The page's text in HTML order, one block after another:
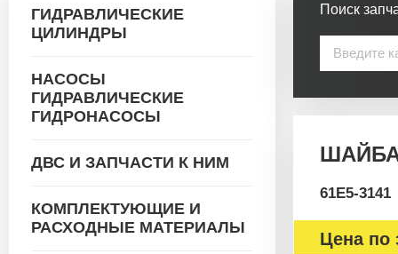
ГИДРАВЛИЧЕСКИЕ
ЦИЛИНДРЫ
НАСОСЫ
ГИДРАВЛИЧЕСКИЕ
ГИДРОНАСОСЫ
ДВС И ЗАПЧАСТИ К НИМ
КОМПЛЕКТУЮЩИЕ И
РАСХОДНЫЕ МАТЕРИАЛЫ
Поиск
ШАЙБА
61E5-3141
Цена по